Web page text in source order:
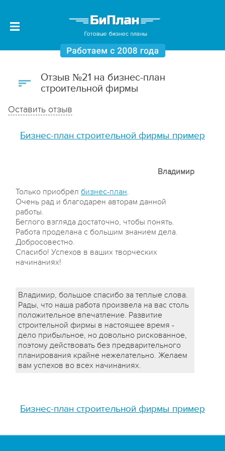
Отзыв №21 на бизнес-план
строительной фирмы
Оставить отзыв
Бизнес-план строительной фирмы пример
Владимир
Только приобрёл бизнес-план.
Очень рад и благодарен авторам данной
работы.
Беглого взгляда достаточно, чтобы понять.
Работа проделана с большим знанием дела.
Добросовестно.
Спасибо! Успехов в ваших творческих
начинаниях!
Владимир, большое спасибо за теплые слова.
Рады, что наша работа произвела на вас столь
положительное впечатление. Развитие
строительной фирмы в настоящее время -
дело прибыльное, но довольно рискованное,
поэтому действовать без предварительного
планирования крайне нежелательно. Желаем
вам успехов во всех начинаниях.
Бизнес-план строительной фирмы пример